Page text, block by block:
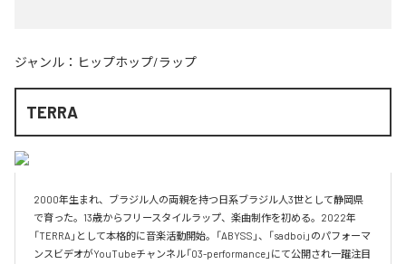
ジャンル： ヒップホップ/ラップ
TERRA
2000年生まれ、ブラジル人の両親を持つ日系ブラジル人3世として静岡県
で育った。13歳からフリースタイルラップ、楽曲制作を初める。2022年
「TERRA」として本格的に音楽活動開始。「ABYSS」、「sadboi」のパフォーマ
ンスビデオがYouTubeチャンネル「03-performance」にて公開され一躍注目